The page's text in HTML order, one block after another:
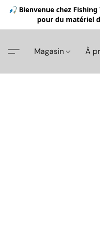
🎣 Bienvenue chez
pour du matériel
Magasin À